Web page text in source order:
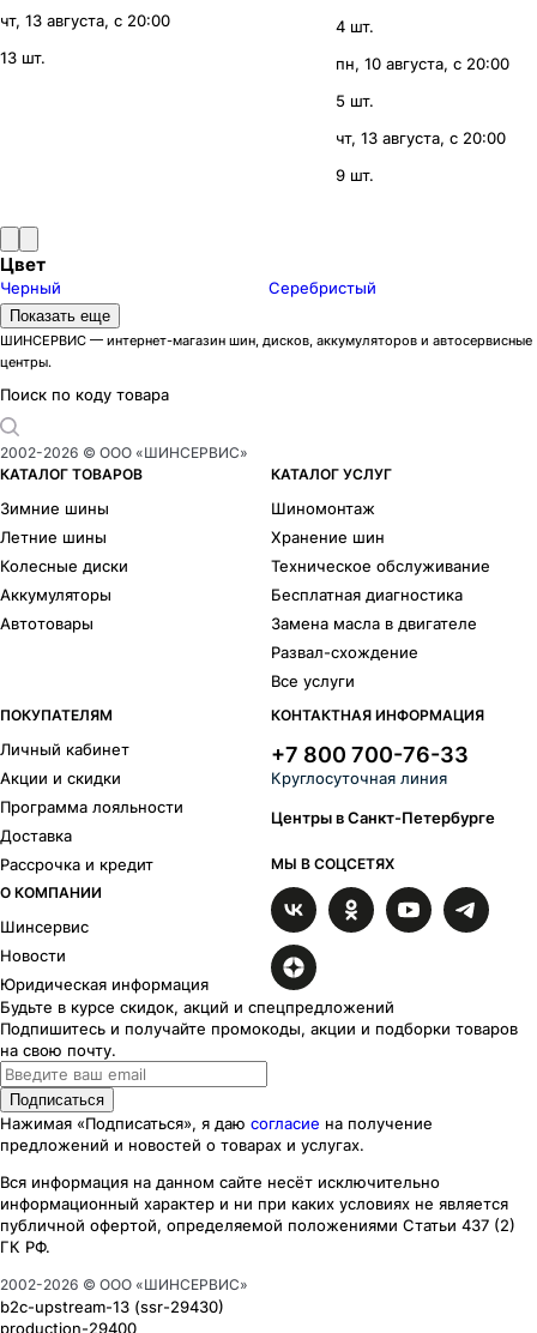
чт, 13 августа, с 20:00
13 шт.
4 шт.
пн, 10 августа, с 20:00
5 шт.
чт, 13 августа, с 20:00
9 шт.
Цвет
Черный Серебристый
Модели дисков iFree
Андерсен
10
Апероль
Аскет 6
Аврора
Азур
8
Бэнкс 8
Бустер 3
Дайс 4
Джет 3
Финчер 6
Горизонт 1
Грид
5
Хафпайп 2
Хит 3
Икигай 15
Калибр 2
Катар
5
Кайт
Маскот
Майами лайт 6
Майами 1
Миконос
5
Мохито 2
Moskva 18
Нокс 2
Офф-лайн 3
Оруэлл 3
Панган 9
Rebel 8
S.U. 4
Показать еще
ШИНСЕРВИС — интернет-магазин шин, дисков, аккумуляторов и автосервисные
центры.
Поиск по коду товара
2002-2026 © ООО «ШИНСЕРВИС»
КАТАЛОГ ТОВАРОВ
Зимние шины
Летние шины
Колесные диски
Аккумуляторы
Автотовары
КАТАЛОГ УСЛУГ
Шиномонтаж
Хранение шин
Техническое обслуживание
Бесплатная диагностика
Замена масла в двигателе
Развал-схождение
Все услуги
ПОКУПАТЕЛЯМ
Личный кабинет
Акции и скидки
Программа лояльности
Доставка
Рассрочка и кредит
О КОМПАНИИ
Шинсервис
Новости
Юридическая информация
КОНТАКТНАЯ ИНФОРМАЦИЯ
+7 800 700-76-33
Круглосуточная линия
Центры в Санкт-Петербурге
МЫ В СОЦСЕТЯХ
Будьте в курсе скидок, акций и спецпредложений
Подпишитесь и получайте промокоды, акции и подборки товаров
на свою почту.
Подписаться
Нажимая «Подписаться», я даю согласие на получение
предложений и новостей о товарах и услугах.
Вся информация на данном сайте несёт исключительно
информационный характер и ни при каких условиях не является
публичной офертой, определяемой положениями Статьи 437 (2)
ГК РФ.
2002-2026 © ООО «ШИНСЕРВИС»
b2c-upstream-13 (ssr-29430)
production-29400